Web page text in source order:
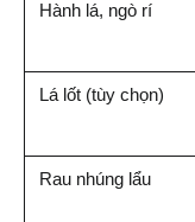
Hành lá, ngò rí
Lá lốt (tùy chọn)
Rau nhúng lẩu